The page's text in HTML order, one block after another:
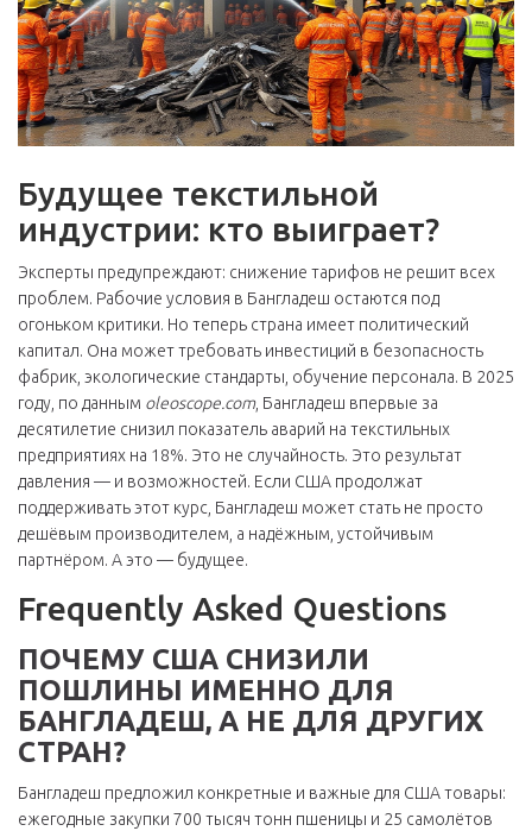
Будущее текстильной
индустрии: кто выиграет?
Эксперты предупреждают: снижение тарифов не решит всех
проблем. Рабочие условия в Бангладеш остаются под
огоньком критики. Но теперь страна имеет политический
капитал. Она может требовать инвестиций в безопасность
фабрик, экологические стандарты, обучение персонала. В 2025
году, по данным oleoscope.com, Бангладеш впервые за
десятилетие снизил показатель аварий на текстильных
предприятиях на 18%. Это не случайность. Это результат
давления — и возможностей. Если США продолжат
поддерживать этот курс, Бангладеш может стать не просто
дешёвым производителем, а надёжным, устойчивым
партнёром. А это — будущее.
Frequently Asked Questions
ПОЧЕМУ США СНИЗИЛИ
ПОШЛИНЫ ИМЕННО ДЛЯ
БАНГЛАДЕШ, А НЕ ДЛЯ ДРУГИХ
СТРАН?
Бангладеш предложил конкретные и важные для США товары:
ежегодные закупки 700 тысяч тонн пшеницы и 25 самолётов